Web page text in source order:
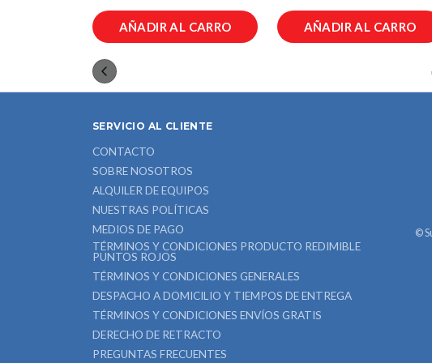
AÑADIR AL CARRO AÑADIR AL CARRO
©
SERVICIO AL CLIENTE
CONTACTO
SOBRE NOSOTROS
ALQUILER DE EQUIPOS
NUESTRAS POLÍTICAS
MEDIOS DE PAGO
TÉRMINOS Y CONDICIONES PRODUCTO REDIMIBLE
PUNTOS ROJOS
TÉRMINOS Y CONDICIONES GENERALES
DESPACHO A DOMICILIO Y TIEMPOS DE ENTREGA
TÉRMINOS Y CONDICIONES ENVÍOS GRATIS
DERECHO DE RETRACTO
PREGUNTAS FRECUENTES